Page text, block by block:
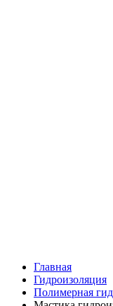
Главная
Гидроизоляция
Полимерная